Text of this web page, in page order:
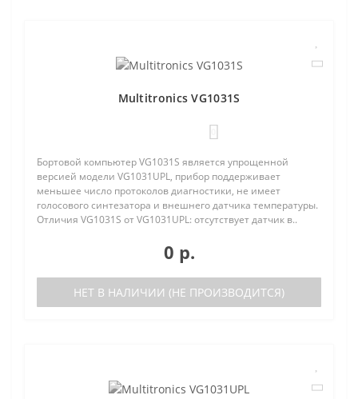
Multitronics VG1031S
Бортовой компьютер VG1031S является упрощенной
версией модели VG1031UPL, прибор поддерживает
меньшее число протоколов диагностики, не имеет
голосового синтезатора и внешнего датчика температуры.
Отличия VG1031S от VG1031UPL: отсутствует датчик в..
0 р.
НЕТ В НАЛИЧИИ (НЕ ПРОИЗВОДИТСЯ)